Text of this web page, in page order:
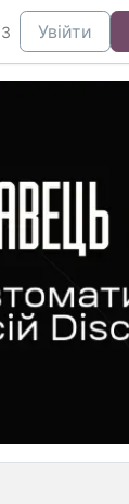
Увійти